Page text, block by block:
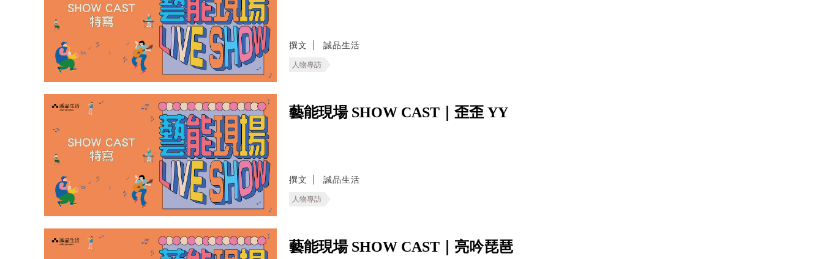
撰文 誠品生活
人物專訪
藝能現場 SHOW CAST｜歪歪 YY
撰文 誠品生活
人物專訪
藝能現場 SHOW CAST｜亮吟琵琶